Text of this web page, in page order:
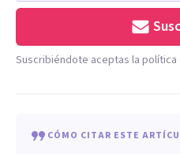
Suscribiéndote aceptas la
CÓMO CITAR ESTE